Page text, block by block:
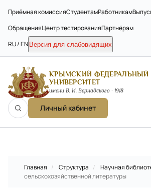
Приёмная комиссияСтудентамРаботникам
ОбращенияЦентр тестированияПартнёрам
RU / EN Версия для слабовидящих
КРЫМСКИЙ ФЕДЕРАЛЬНЫЙ
УНИВЕРСИТЕТ
имени В. И. Вернадского · 1918
Личный кабинет
Главная / Структура / Научная
сельскохозяйственной литературы